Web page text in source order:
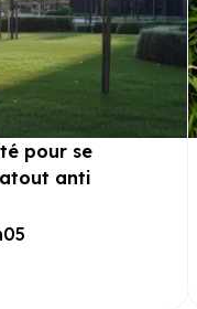
pour se
anti